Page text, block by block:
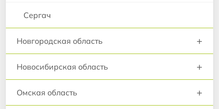
Сергач
Новгородская область +
Новосибирская область +
Омская область +